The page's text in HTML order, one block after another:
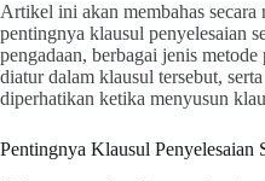
Artikel ini akan membahas secara
pentingnya klausul penyelesaian
pengadaan, berbagai jenis
diatur dalam klausul tersebut,
diperhatikan ketika menyusun
Pentingnya Klausul Penyelesaian